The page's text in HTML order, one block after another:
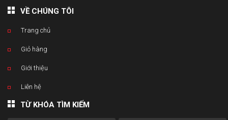
VỀ CHÚNG TÔI
Trang chủ
Giỏ hàng
Giới thiệu
Liên hệ
TỪ KHÓA TÌM KIẾM